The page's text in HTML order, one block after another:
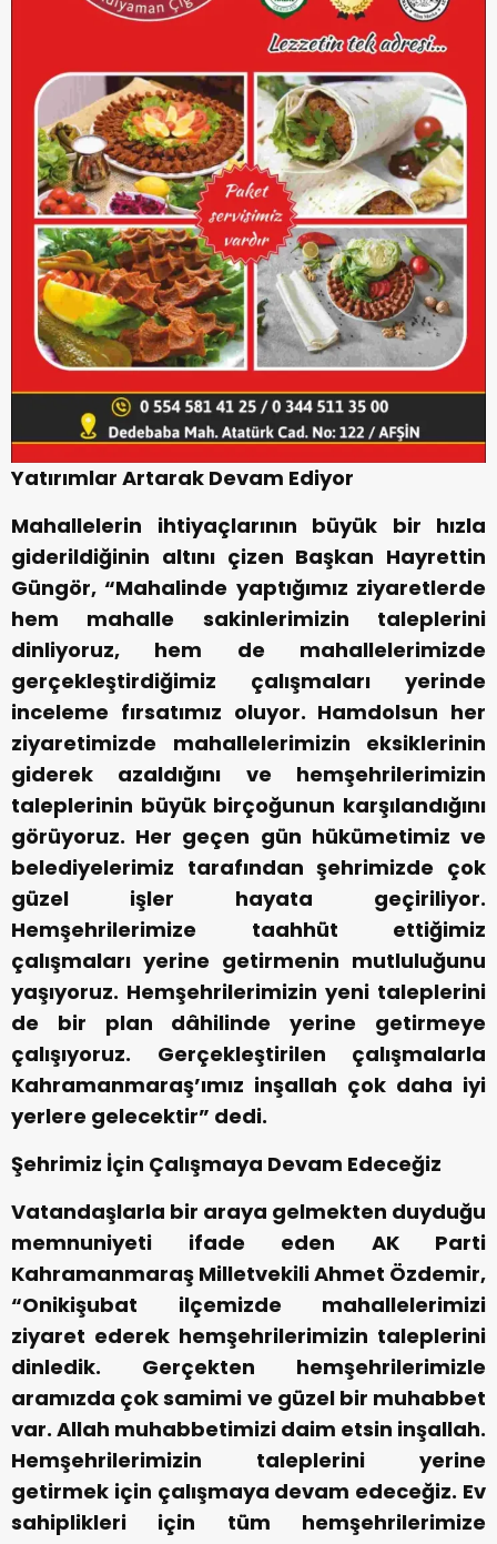
Yatırımlar Artarak Devam Ediyor
Mahallelerin ihtiyaçlarının büyük bir hızla
giderildiğinin altını çizen Başkan Hayrettin
Güngör, “Mahalinde yaptığımız ziyaretlerde
hem mahalle sakinlerimizin taleplerini
dinliyoruz, hem de mahallelerimizde
gerçekleştirdiğimiz çalışmaları yerinde
inceleme fırsatımız oluyor. Hamdolsun her
ziyaretimizde mahallelerimizin eksiklerinin
giderek azaldığını ve hemşehrilerimizin
taleplerinin büyük birçoğunun karşılandığını
görüyoruz. Her geçen gün hükümetimiz ve
belediyelerimiz tarafından şehrimizde çok
güzel işler hayata geçiriliyor.
Hemşehrilerimize taahhüt ettiğimiz
çalışmaları yerine getirmenin mutluluğunu
yaşıyoruz. Hemşehrilerimizin yeni taleplerini
de bir plan dâhilinde yerine getirmeye
çalışıyoruz. Gerçekleştirilen çalışmalarla
Kahramanmaraş’ımız inşallah çok daha iyi
yerlere gelecektir” dedi.
Şehrimiz İçin Çalışmaya Devam Edeceğiz
Vatandaşlarla bir araya gelmekten duyduğu
memnuniyeti ifade eden AK Parti
Kahramanmaraş Milletvekili Ahmet Özdemir,
“Onikişubat ilçemizde mahallelerimizi
ziyaret ederek hemşehrilerimizin taleplerini
dinledik. Gerçekten hemşehrilerimizle
aramızda çok samimi ve güzel bir muhabbet
var. Allah muhabbetimizi daim etsin inşallah.
Hemşehrilerimizin taleplerini yerine
getirmek için çalışmaya devam edeceğiz. Ev
sahiplikleri için tüm hemşehrilerimize